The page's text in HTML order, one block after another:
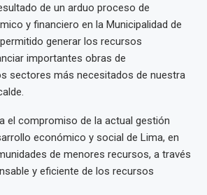
de un arduo proceso de
y financiero en la Municipalidad de
generar los recursos
importantes obras de
sectores más necesitados de nuestra
el compromiso de la actual gestión
económico y social de Lima, en
de menores recursos, a través
y eficiente de los recursos